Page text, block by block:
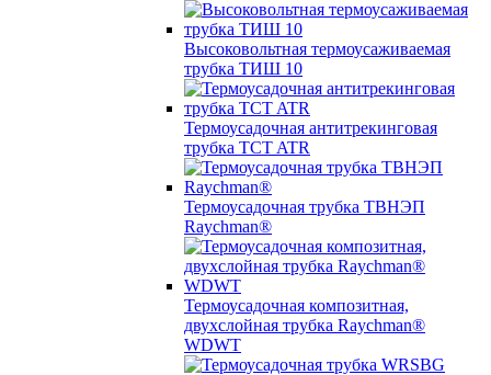
Высоковольтная термоусаживаемая
трубка ТИШ 10
Термоусадочная антитрекинговая
трубка TCT ATR
Термоусадочная трубка ТВНЭП
Raychman®
Термоусадочная композитная,
двухслойная трубка Raychman®
WDWT